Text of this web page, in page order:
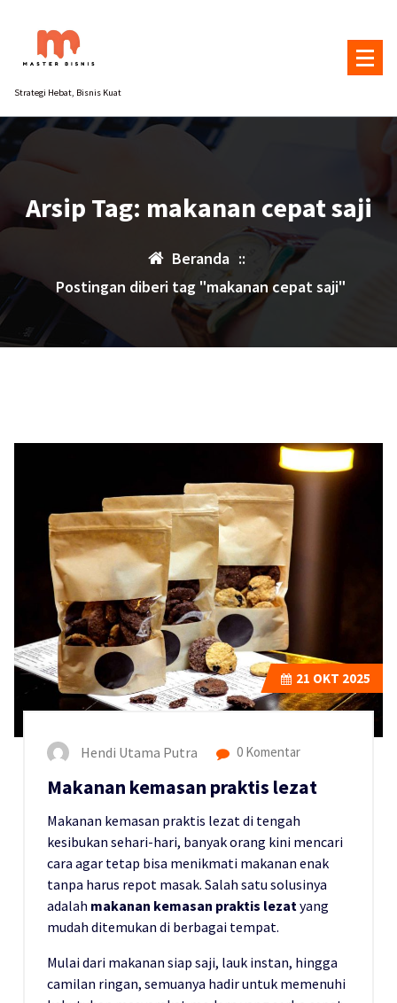
konten
Strategi Hebat, Bisnis Kuat
Arsip Tag: makanan cepat saji
Beranda ::
Postingan diberi tag "makanan cepat saji"
21 OKT 2025
Hendi Utama Putra 0 Komentar
Makanan kemasan praktis lezat
Makanan kemasan praktis lezat di tengah
kesibukan sehari-hari, banyak orang kini mencari
cara agar tetap bisa menikmati makanan enak
tanpa harus repot masak. Salah satu solusinya
adalah makanan kemasan praktis lezatyang
mudah ditemukan di berbagai tempat.
Mulai dari makanan siap saji, lauk instan, hingga
camilan ringan, semuanya hadir untuk memenuhi